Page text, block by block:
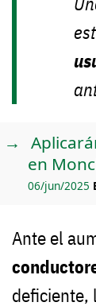
en
06/jun/2025
Ante el
deficiente,